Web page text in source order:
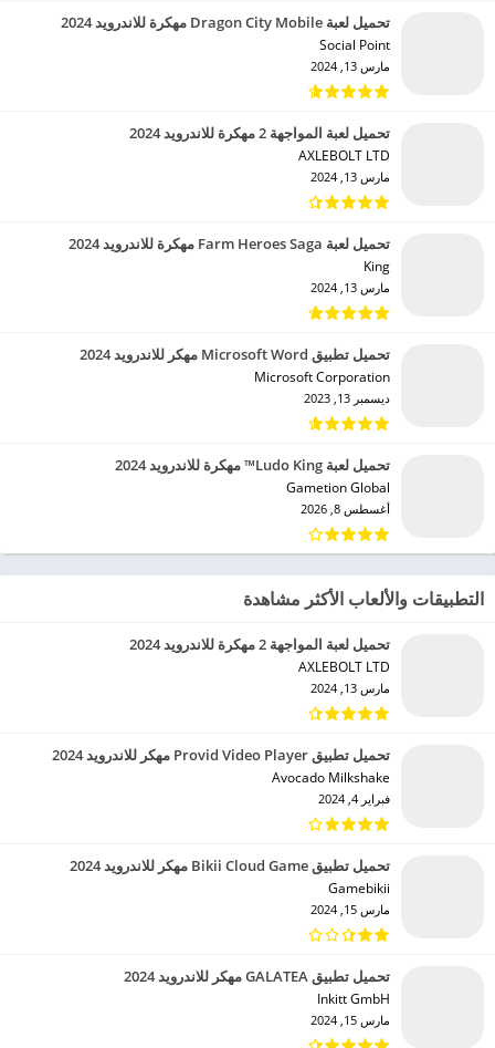
تحميل لعبة Dragon City Mobile مهكرة للاندرويد 2024
Social Point‏
مارس 13, 2024
تحميل لعبة المواجهة 2 مهكرة للاندرويد 2024
AXLEBOLT LTD‏
مارس 13, 2024
تحميل لعبة Farm Heroes Saga مهكرة للاندرويد 2024
King‏
مارس 13, 2024
تحميل تطبيق Microsoft Word مهكر للاندرويد 2024
Microsoft Corporation‏
ديسمبر 13, 2023
تحميل لعبة Ludo King™ مهكرة للاندرويد 2024
Gametion Global‏
أغسطس 8, 2026
التطبيقات والألعاب الأكثر مشاهدة
تحميل لعبة المواجهة 2 مهكرة للاندرويد 2024
AXLEBOLT LTD‏
مارس 13, 2024
تحميل تطبيق Provid Video Player مهكر للاندرويد 2024
Avocado Milkshake‏
فبراير 4, 2024
تحميل تطبيق Bikii Cloud Game مهكر للاندرويد 2024
Gamebikii‏
مارس 15, 2024
تحميل تطبيق GALATEA مهكر للاندرويد 2024
Inkitt GmbH‏
مارس 15, 2024